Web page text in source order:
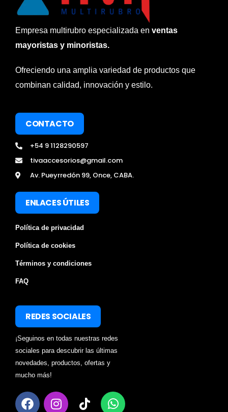
Empresa multirubro especializada en ventas
mayoristas y minoristas.
Ofreciendo una amplia variedad de productos que
combinan calidad, innovación y estilo.
CONTACTO
+54 9 1128290597
tivaaccesorios@gmail.com
Av. Pueyrredón 99, Once, CABA.
ENLACES ÚTILES
Política de privacidad
Política de cookies
Términos y condiciones
FAQ
REDES SOCIALES
¡Seguinos en todas nuestras redes
sociales para descubrir las últimas
novedades, productos, ofertas y
mucho más!